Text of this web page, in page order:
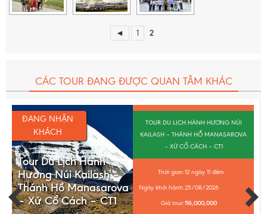
◄ 1 2
CÁC TOUR ĐANG ĐƯỢC QUAN TÂM KHÁC
ĐANG NHẬN
KHÁCH
Tour Du Lịch Hành
Hương Núi Kailash –
Thánh Hồ Manasarova
– Xứ Cổ Cách – CT1
TOUR DU LỊCH HÀNH HƯƠNG NÚI
KAILASH – THÁNH HỒ MANASAROVA
– XỨ CỔ CÁCH – CT1
Thời gian:12 ngày 11 đêm
Ngày khởi hành:25/08/2026
Giá tour:116,000,000